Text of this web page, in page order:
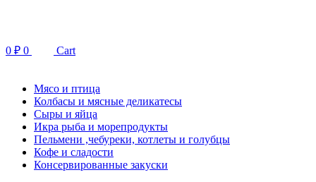
0 ₽ 0 Cart
Мясо и птица
Колбасы и мясные деликатесы
Сыры и яйца
Икра рыба и морепродукты
Пельмени ,чебуреки, котлеты и голубцы
Кофе и сладости
Консервированные закуски